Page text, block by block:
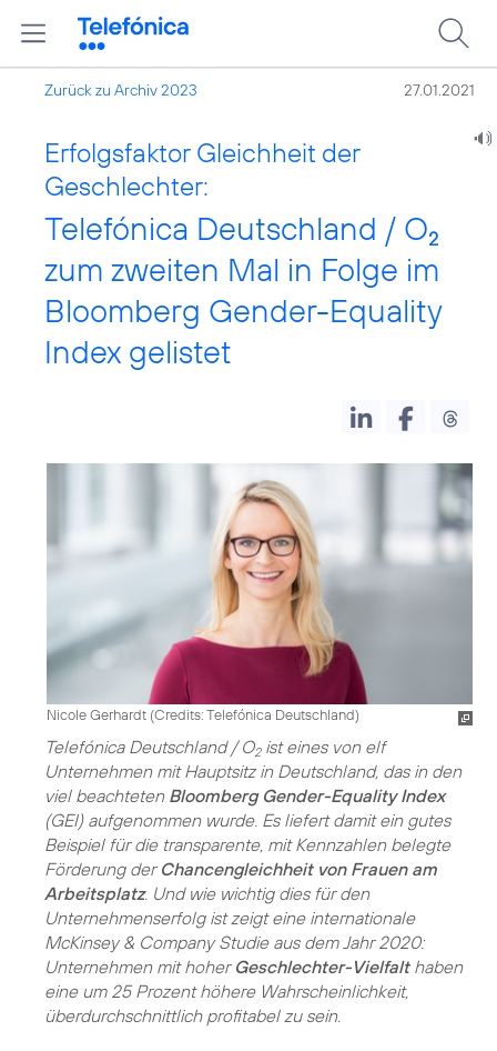
Zurück zu Archiv 2023 27.01.2021
Erfolgsfaktor Gleichheit der
Geschlechter:
Telefónica Deutschland / O2
zum zweiten Mal in Folge im
Bloomberg Gender-Equality
Index gelistet
Nicole Gerhardt (Credits: Telefónica Deutschland)
Telefónica Deutschland / O2ist eines von elf
Unternehmen mit Hauptsitz in Deutschland, das in den
viel beachteten Bloomberg Gender-Equality Index
(GEI) aufgenommen wurde. Es liefert damit ein gutes
Beispiel für die transparente, mit Kennzahlen belegte
Förderung der Chancengleichheit von Frauen am
Arbeitsplatz. Und wie wichtig dies für den
Unternehmenserfolg ist zeigt eine internationale
McKinsey & Company Studie aus dem Jahr 2020:
Unternehmen mit hoher Geschlechter-Vielfalthaben
eine um 25 Prozent höhere Wahrscheinlichkeit,
überdurchschnittlich profitabel zu sein.